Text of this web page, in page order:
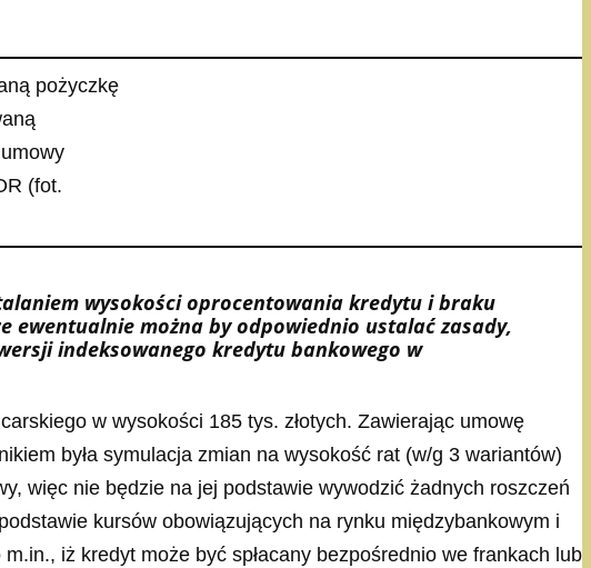
(fot.
wysokości oprocentowania kredytu i braku
ewentualnie można by odpowiednio ustalać zasady,
indeksowanego kredytu bankowego w
w wysokości 185 tys. złotych. Zawierając umowę
była symulacja zmian na wysokość rat (w/g 3 wariantów)
więc nie będzie na jej podstawie wywodzić żadnych roszczeń
kursów obowiązujących na rynku międzybankowym i
iż kredyt może być spłacany bezpośrednio we frankach lub